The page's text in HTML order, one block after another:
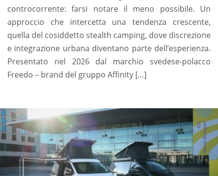
controcorrente: farsi notare il meno possibile. Un
approccio che intercetta una tendenza crescente,
quella del cosiddetto stealth camping, dove discrezione
e integrazione urbana diventano parte dell’esperienza.
Presentato nel 2026 dal marchio svedese-polacco
Freedo – brand del gruppo Affinity […]